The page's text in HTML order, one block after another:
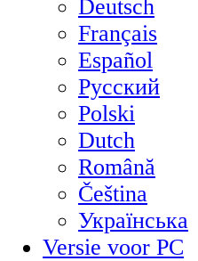
Deutsch
Français
Español
Русский
Polski
Dutch
Română
Čeština
Українська
Versie voor PC